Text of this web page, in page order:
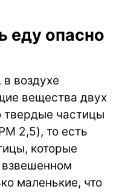
еду опасно
воздухе
вещества двух
твердые частицы
2,5), то есть
которые
взвешенном
маленькие, что